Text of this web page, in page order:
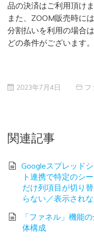
品の決済はご利用頂けま
また、ZOOM販売時に
分割払いを利用の場合
どの条件がございます。
2023年7月4日 フ
関連記事
Googleスプレッド
ト連携で特定のシー
だけ列項目が切り
らない／表示され
「ファネル」機能
体構成